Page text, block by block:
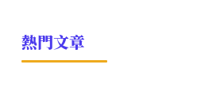
熱門文章